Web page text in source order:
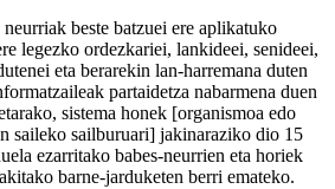
beste batzuei ere aplikatuko
legezko ordezkariei, lankideei, senideei,
eta berarekin lan-harremana duten
partaidetza nabarmena duen
sistema honek [organismoa edo
saileko sailburuari] jakinaraziko dio 15
ezarritako babes-neurrien eta horiek
barne-jarduketen berri emateko.